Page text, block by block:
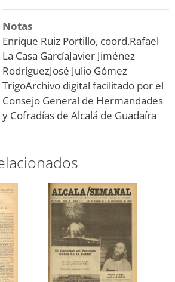
Notas
Enrique Ruiz Portillo, coord.Rafael
La Casa GarcíaJavier Jiménez
RodríguezJosé Julio Gómez
TrigoArchivo digital facilitado por el
Consejo General de Hermandades
y Cofradías de Alcalá de Guadaíra